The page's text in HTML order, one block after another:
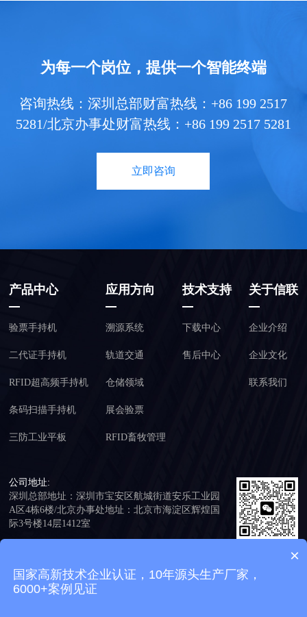
为每一个岗位，提供一个智能终端
咨询热线：深圳总部财富热线：+86 199 2517
5281/北京办事处财富热线：+86 199 2517 5281
立即咨询
产品中心
验票手持机
二代证手持机
RFID超高频手持机
条码扫描手持机
三防工业平板
应用方向
溯源系统
轨道交通
仓储领域
展会验票
RFID畜牧管理
技术支持
下载中心
售后中心
关于信联
企业介绍
企业文化
联系我们
公司地址:
深圳总部地址：深圳市宝安区航城街道安乐工业园
A区4栋6楼/北京办事处地址：北京市海淀区辉煌国
际3号楼14层1412室
添加客服免费×
国家高新技术企业认证，10年源头生产厂家，
6000+案例见证